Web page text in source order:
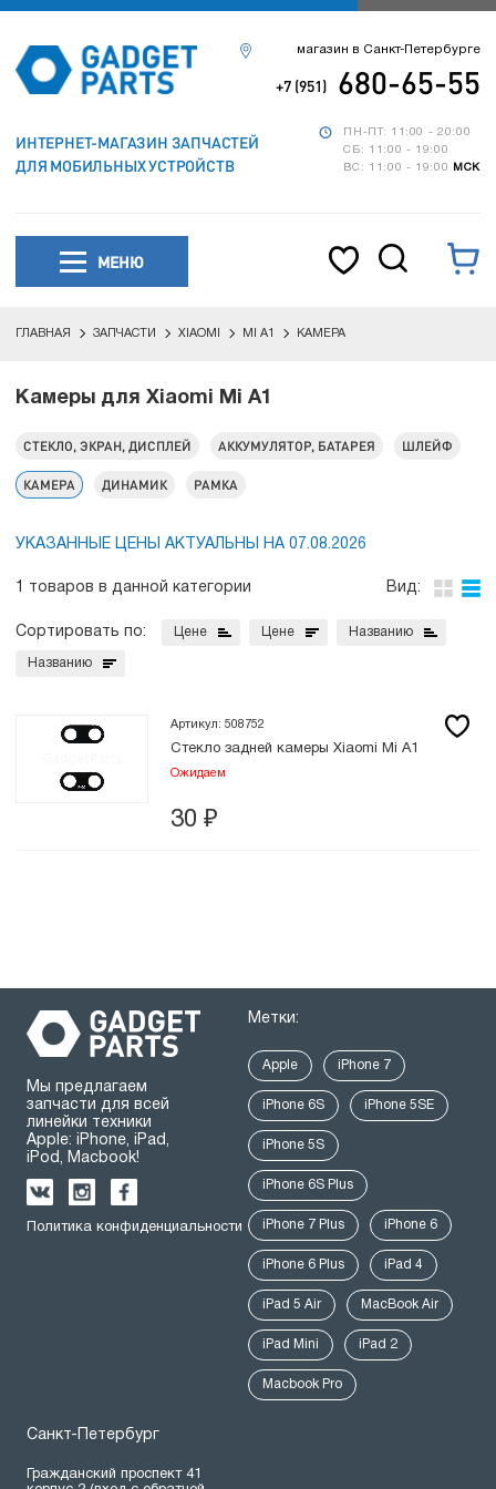
ИНТЕРНЕТ-МАГАЗИН ЗАПЧАСТЕЙ
ДЛЯ МОБИЛЬНЫХ УСТРОЙСТВ
ПН-ПТ: 11:00 - 20:00
СБ: 11:00 - 19:00
ВС: 11:00 - 19:00
МСК
магазин в Санкт-Петербурге
+7 (951) 680-65-55
МЕНЮ
ГЛАВНАЯ ЗАПЧАСТИ XIAOMI MI A1 КАМЕРА
Камеры для Xiaomi Mi A1
СТЕКЛО, ЭКРАН, ДИСПЛЕЙ АККУМУЛЯТОР, БАТАРЕЯ ШЛЕЙФ
КАМЕРА ДИНАМИК РАМКА
УКАЗАННЫЕ ЦЕНЫ АКТУАЛЬНЫ НА 07.08.2026
1 товаров в данной категории Вид:
Сортировать по: Цене Цене Названию
Названию
Артикул: 508752
Стекло задней камеры Xiaomi Mi A1
Ожидаем
30 ₽
Мы предлагаем
запчасти для всей
линейки техники
Apple: iPhone, iPad,
iPod, Macbook!
Политика конфиденциальности
Метки:
Apple iPhone 7
iPhone 6S iPhone 5SE
iPhone 5S
iPhone 6S Plus
iPhone 7 Plus iPhone 6
iPhone 6 Plus iPad 4
iPad 5 Air MacBook Air
iPad Mini iPad 2
Macbook Pro
Санкт-Петербург
Гражданский проспект 41